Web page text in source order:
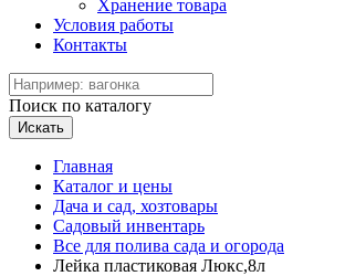
Хранение товара
Условия работы
Контакты
Поиск по каталогу
Искать
Главная
Каталог и цены
Дача и сад, хозтовары
Садовый инвентарь
Все для полива сада и огорода
Лейка пластиковая Люкс,8л